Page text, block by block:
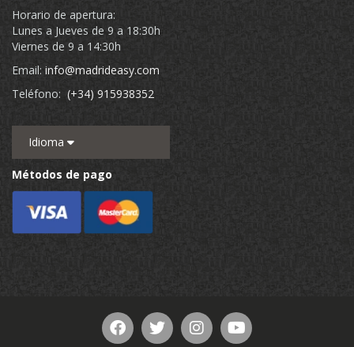
Horario de apertura:
Lunes a Jueves de 9 a 18:30h
Viernes de 9 a 14:30h
Email: info@madrideasy.com
Teléfono: (+34) 915938352
Idioma
Métodos de pago